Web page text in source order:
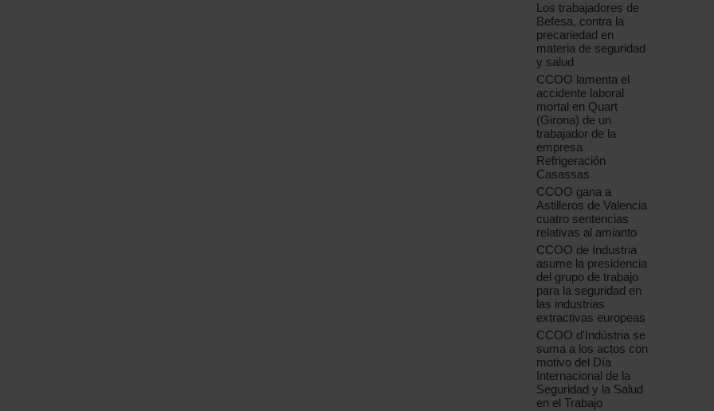
Los trabajadores de
Befesa, contra la
precariedad en
materia de seguridad
y salud
CCOO lamenta el
accidente laboral
mortal en Quart
(Girona) de un
trabajador de la
empresa
Refrigeración
Casassas
CCOO gana a
Astilleros de Valencia
cuatro sentencias
relativas al amianto
CCOO de Industria
asume la presidencia
del grupo de trabajo
para la seguridad en
las industrias
extractivas europeas
CCOO d'Indústria se
suma a los actos con
motivo del Día
Internacional de la
Seguridad y la Salud
en el Trabajo